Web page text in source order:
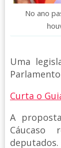
No ano
Uma
Curta o
A
deputados.